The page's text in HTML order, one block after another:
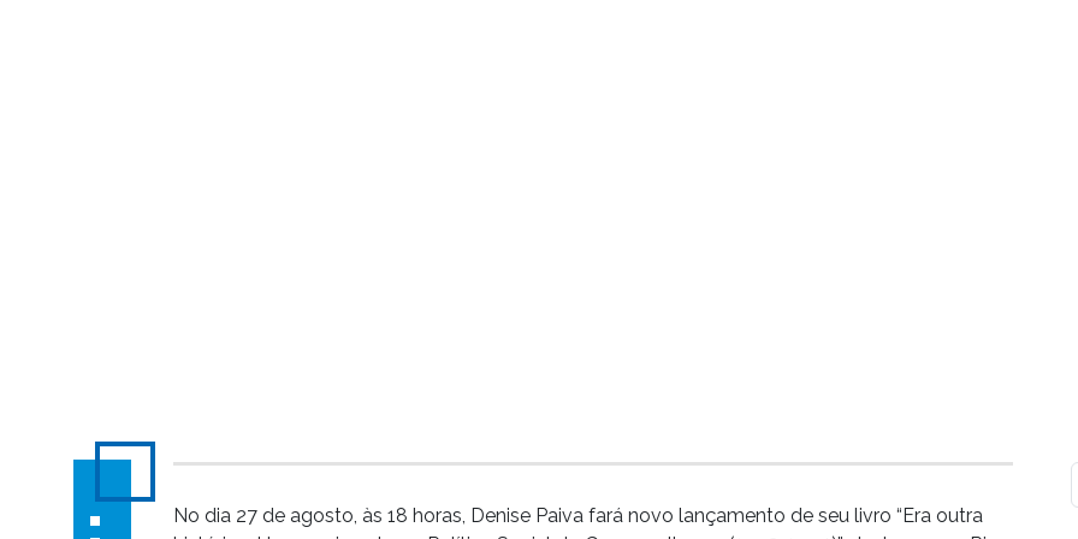
No dia 27 de agosto, às 18 horas, Denise Paiva fará novo lançamento de seu livro “Era outra